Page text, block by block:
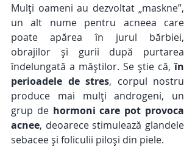
Mulți oameni au dezvoltat „maskne”,
un alt nume pentru acneea care
poate apărea în jurul bărbiei,
obrajilor și gurii după purtarea
îndelungată a măștilor. Se știe că, în
perioadele de stres, corpul nostru
produce mai mulți androgeni, un
grup de hormoni care pot provoca
acnee, deoarece stimulează glandele
sebacee și foliculii piloși din piele.